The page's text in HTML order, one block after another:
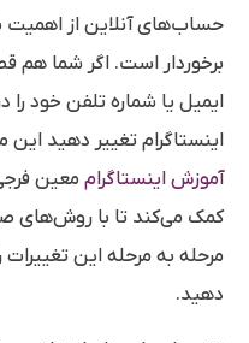
حساب‌های آنلاین از اهمیت
برخوردار است. اگر شما هم
ایمیل یا شماره تلفن خود را
اینستاگرام تغییر دهید این
آموزش اینستاگراممعین
کمک می‌کند تا با روش‌های
مرحله به مرحله این تغییرات
دهید.